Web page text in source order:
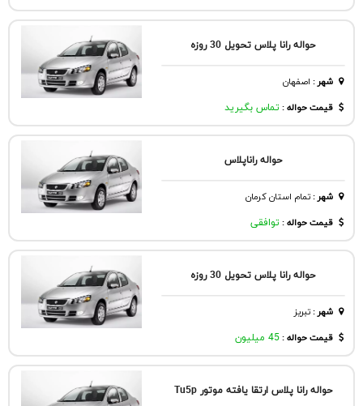
حواله رانا پلاس تحویل 30 روزه
شهر: اصفهان
قیمت حواله : تماس بگیرید
حواله راناپلاس
شهر:تمام استان کرمان
قیمت حواله : توافقی
حواله رانا پلاس تحویل 30 روزه
شهر:تبريز
قیمت حواله :45 میلیون
حواله رانا پلاس ارتقا یافته موتور Tu5p